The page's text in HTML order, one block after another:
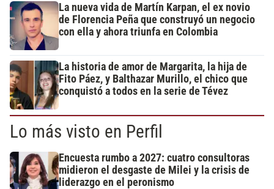
La nueva vida de Martín Karpan, el ex novio
de Florencia Peña que construyó un negocio
con ella y ahora triunfa en Colombia
La historia de amor de Margarita, la hija de
Fito Páez, y Balthazar Murillo, el chico que
conquistó a todos en la serie de Tévez
Lo más visto en Perfil
Encuesta rumbo a 2027: cuatro consultoras
midieron el desgaste de Milei y la crisis de
liderazgo en el peronismo